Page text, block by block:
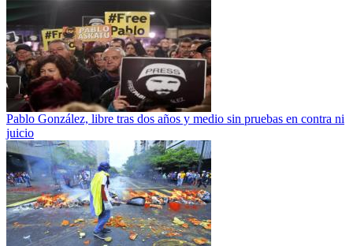
Pablo González, libre tras dos años y medio sin pruebas en contra ni
juicio